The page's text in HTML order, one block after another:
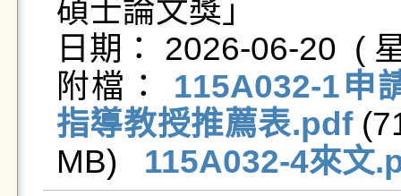
碩士論文獎」
日期： 2026-06-20  (
附檔： 115A032-1申
指導教授推薦表.pdf
MB) 115A032-4來文